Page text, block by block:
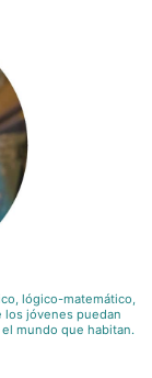
lógico-matemático,
los jóvenes puedan
mundo que habitan.